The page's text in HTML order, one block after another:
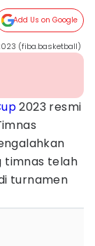
Add Us on Google
(fiba.basketball)
2023 resmi
timnas telah
turnamen